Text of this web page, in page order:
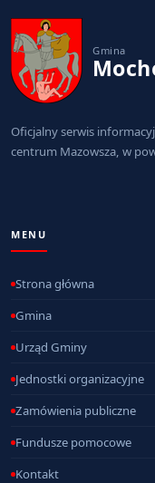
Gmina
Oficjalny serwis
centrum Mazowsza, w
MENU
Strona główna
Gmina
Urząd Gminy
Jednostki organizacyjne
Zamówienia publiczne
Fundusze pomocowe
Kontakt